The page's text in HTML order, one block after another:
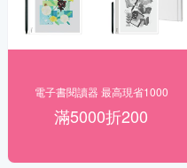
電子書閱讀器 最高現省1000
滿5000折200